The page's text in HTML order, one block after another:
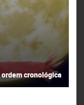
ordem cronológica